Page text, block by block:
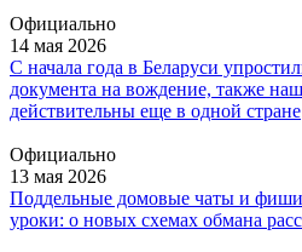
Официально
14 мая 2026
С начала года в Беларуси
документа на вождение, также
действительны еще в одной стране
Официально
13 мая 2026
Поддельные домовые чаты и
уроки: о новых схемах обмана